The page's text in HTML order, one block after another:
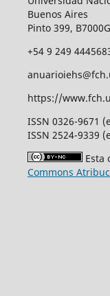
Buenos Aires
Pinto 399,
+54 9 249
https://
ISSN 0326-9671
ISSN 2524-9339
Esta
Commons